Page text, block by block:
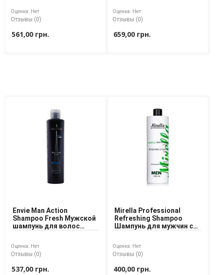
Оценка: Нет
Отзывы (0)
561,00 грн.
Оценка: Нет
Отзывы (0)
659,00 грн.
Envie Man Action
Shampoo Fresh Мужской
шампунь для волос
Оценка: Нет
Отзывы (0)
537,00 грн.
Mirella Professional
Refreshing Shampoo
Шампунь для мужчин с
Оценка: Нет
Отзывы (0)
400,00 грн.